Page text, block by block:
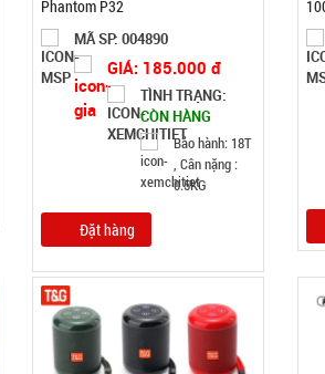
Phantom P32
MÃ SP: 004890
GIÁ: 185.000 đ
TÌNH TRẠNG:
CÒN HÀNG
Bảo hành: 18T
, Cân nặng :
0.5KG
Đặt hàng